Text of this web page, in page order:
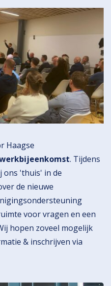
Haagse
. Tijdens
ons 'thuis' in de
de nieuwe
voor vragen en een
hopen zoveel mogelijk
& inschrijven via